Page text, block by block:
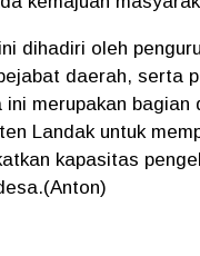
dihadiri oleh
daerah, serta
ini merupakan bagian
Landak untuk
kapasitas